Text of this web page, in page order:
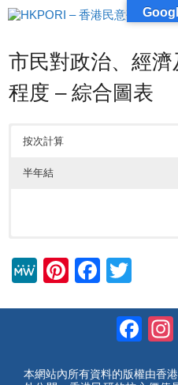
跳
至
容市民對政治、經
程度 – 綜合圖表
按次計算
半年結
M
Pi
st
F
b
tt
er
本網站內所有資料的版權由香